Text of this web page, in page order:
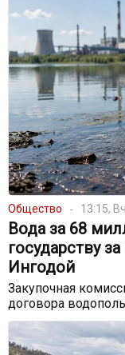
Общество 13:15,
Вода за 68
государству
Ингодой
Закупочная
договора